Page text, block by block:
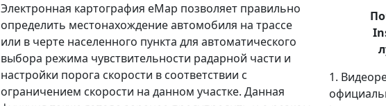
Электронная картография eMap позволяет правильно
определить местонахождение автомобиля на трассе
или в черте населенного пункта для автоматического
выбора режима чувствительности радарной части и
настройки порога скорости в соответствии с
ограничением скорости на данном участке. Данная
1.